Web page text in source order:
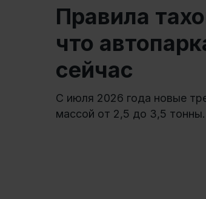
Правила
что
сейчас
С июля 2026 года новые
массой от 2,5 до 3,5